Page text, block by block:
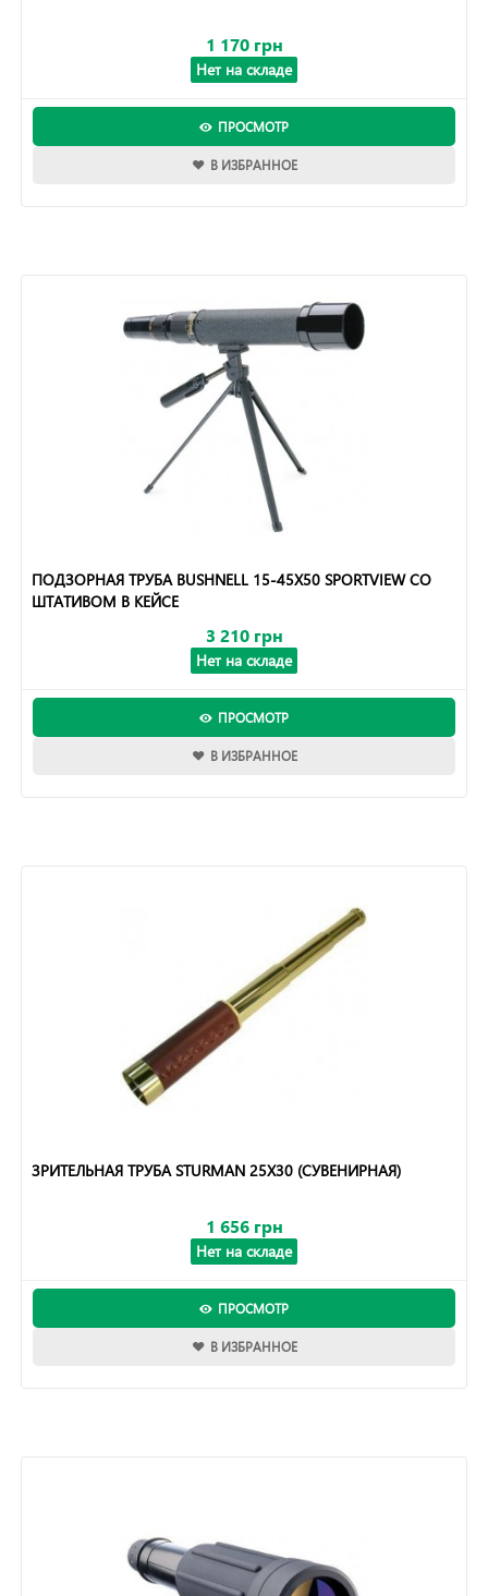
1 170 грн
Нет на складе
ПРОСМОТР
В ИЗБРАННОЕ
ПОДЗОРНАЯ ТРУБА BUSHNELL 15-45X50 SPORTVIEW СО
ШТАТИВОМ В КЕЙСЕ
3 210 грн
Нет на складе
ПРОСМОТР
В ИЗБРАННОЕ
ЗРИТЕЛЬНАЯ ТРУБА STURMAN 25Х30 (СУВЕНИРНАЯ)
1 656 грн
Нет на складе
ПРОСМОТР
В ИЗБРАННОЕ